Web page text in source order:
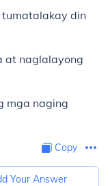
tumatalakay din
at naglalayong
mga naging
Copy
Your Answer